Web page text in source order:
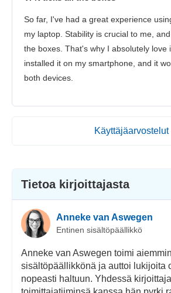
So far, I've had a great experience
my laptop. Stability is crucial to me,
the boxes. That's why I absolutely love
installed it on my smartphone, and it
both devices.
Käyttäjäarvostelut
Tietoa kirjoittajasta
Anneke van Aswegen
Entinen sisältöpäällikkö
Anneke van Aswegen toimi
sisältöpäällikkönä ja auttoi lukijoita
nopeasti haltuun. Yhdessä